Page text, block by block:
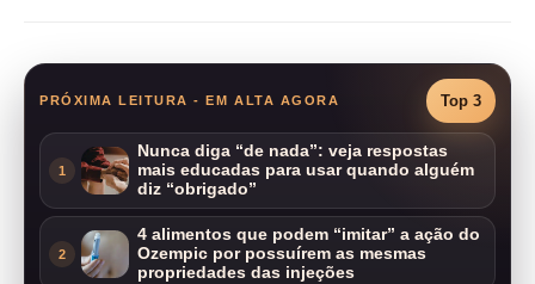
PRÓXIMA LEITURA - EM ALTA AGORA Top 3
1
Nunca diga “de nada”: veja respostas
mais educadas para usar quando alguém
diz “obrigado”
2
4 alimentos que podem “imitar” a ação do
Ozempic por possuírem as mesmas
propriedades das injeções